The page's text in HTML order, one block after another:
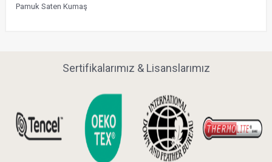
Pamuk Saten Kumaş
Sertifikalarımız & Lisanslarımız